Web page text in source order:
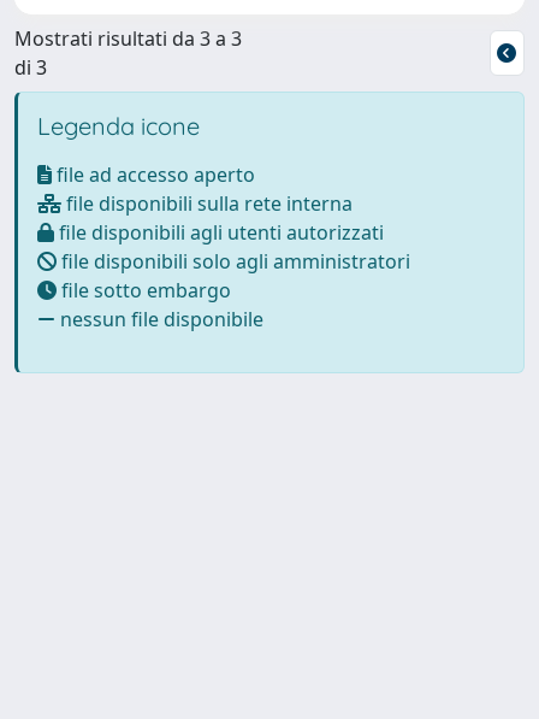
Mostrati risultati da 3 a 3
di 3
Legenda icone
file ad accesso aperto
file disponibili sulla rete interna
file disponibili agli utenti autorizzati
file disponibili solo agli amministratori
file sotto embargo
nessun file disponibile